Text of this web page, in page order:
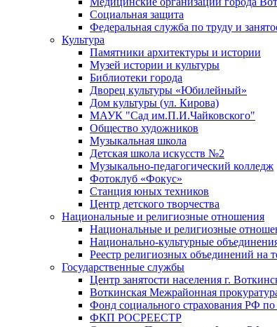
Социальная защита
Федеральная служба по труду и
Культура
Памятники архитектуры и истории
Музей истории и культуры
Библиотеки города
Дворец культуры «Юбилейный»
Дом культуры (ул. Кирова)
МАУК "Сад им.П.И.Чайковского"
Общество художников
Музыкальная школа
Детская школа искусств №2
Музыкально-педагогический колледж
Фотоклуб «Фокус»
Станция юных техников
Центр детского творчества
Национальные и религиозные отношения
Национальные и религиозные
Национально-культурные
Реестр религиозных объединений
Государственные службы
Центр занятости населения г.
Воткинская Межрайонная
Фонд социального страхования РФ
ФКП РОСРЕЕСТР